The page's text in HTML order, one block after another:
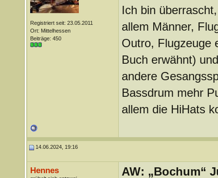
Registriert seit: 23.05.2011
Ort: Mittelhessen
Beiträge: 450
Ich bin
allem Männer,
Outro, Flugzeuge
Buch erwähnt)
andere
Bassdrum mehr
allem die HiHats
14.06.2024, 19:16
Hennes
AW: „Bochum“